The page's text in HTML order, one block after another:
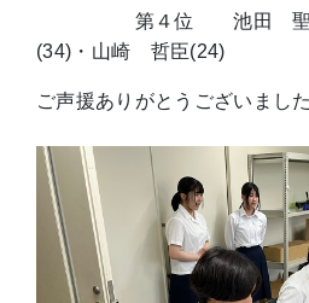
第４位 池田 聖那
(34)・山崎 哲臣(24)
ご声援ありがとうございました